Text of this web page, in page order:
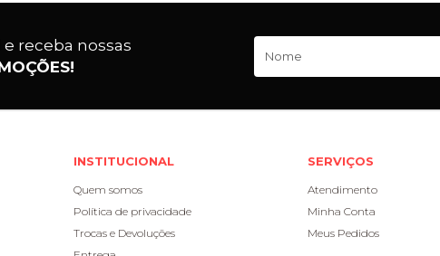
receba nossas
INSTITUCIONAL
Quem somos
Política de privacidade
Trocas e Devoluções
SERVIÇOS
Atendimento
Minha Conta
Meus Pedidos